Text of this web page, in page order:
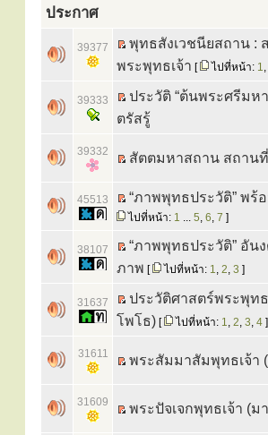
ประกาศ
39377
พุทธสังเวชนียสถาน :
พระพุทธเจ้า [ ไปที่หน้า: 1,
39333
ประวัติ “ต้นพระศรีม
ตรัสรู้
39332 สัตตมหาสถาน สถาน
45513 “ภาพพุทธประวัติ” พร้
ไปที่หน้า: 1 ... 5, 6, 7 ]
38107
“ภาพพุทธประวัติ” อัน
ภาพ [ ไปที่หน้า: 1, 2, 3 ]
31637
ประวัติศาสตร์พระพุ
โพโธ) [ ไปที่หน้า: 1, 2, 3, 4 ]
31611 พระสัมมาสัมพุทธเจ้า
31609 พระปัจเจกพุทธเจ้า (ม